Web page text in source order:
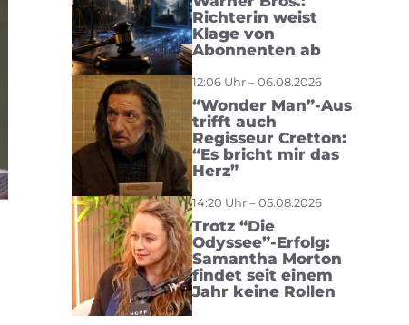
Richterin weist
Klage von
Abonnenten ab
12:06 Uhr – 06.08.2026
“Wonder Man”-Aus
trifft auch
Regisseur Cretton:
“Es bricht mir das
Herz”
14:20 Uhr – 05.08.2026
Trotz “Die
Odyssee”-Erfolg:
Samantha Morton
findet seit einem
Jahr keine Rollen